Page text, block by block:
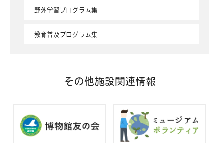
野外学習プログラム集
教育普及プログラム集
その他施設関連情報